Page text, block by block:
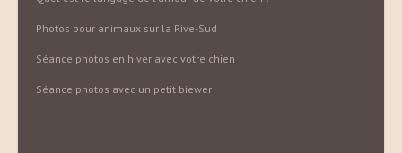
Photos pour animaux sur la Rive-Sud
Séance photos en hiver avec votre chien
Séance photos avec un petit biewer